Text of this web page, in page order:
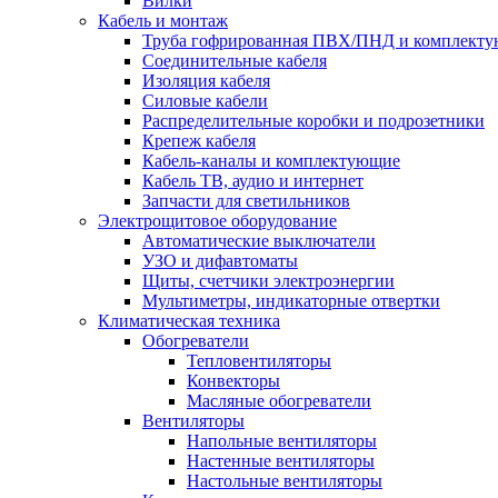
Кабель и монтаж
Труба гофрированная ПВХ/ПНД и
Соединительные кабеля
Изоляция кабеля
Силовые кабели
Распределительные коробки и подрозетники
Крепеж кабеля
Кабель-каналы и комплектующие
Кабель ТВ, аудио и интернет
Запчасти для светильников
Электрощитовое оборудование
Автоматические выключатели
УЗО и дифавтоматы
Щиты, счетчики электроэнергии
Мультиметры, индикаторные отвертки
Климатическая техника
Обогреватели
Тепловентиляторы
Конвекторы
Масляные обогреватели
Вентиляторы
Напольные вентиляторы
Настенные вентиляторы
Настольные вентиляторы